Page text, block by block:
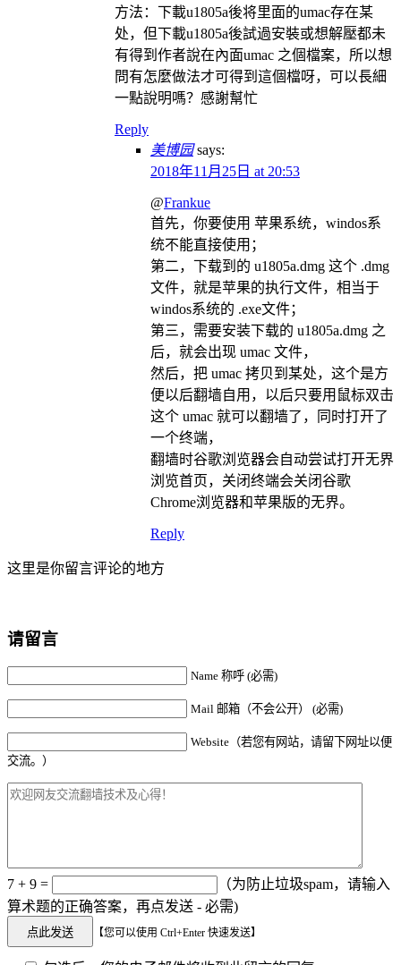
方法：下載u1805a後将里面的umac存在某
处，但下載u1805a後試過安裝或想解壓都未
有得到作者說在內面umac 之個檔案，所以想
問有怎麼做法才可得到這個檔呀，可以長細
一點說明嗎？感謝幫忙
Reply
美博园 says:
2018年11月25日 at 20:53
@Frankue
首先，你要使用 苹果系统，windos系
统不能直接使用；
第二，下载到的 u1805a.dmg 这个 .dmg
文件，就是苹果的执行文件，相当于
windos系统的 .exe文件；
第三，需要安装下载的 u1805a.dmg 之
后，就会出现 umac 文件，
然后，把 umac 拷贝到某处，这个是方
便以后翻墙自用，以后只要用鼠标双击
这个 umac 就可以翻墙了，同时打开了
一个终端，
翻墙时谷歌浏览器会自动尝试打开无界
浏览首页，关闭终端会关闭谷歌
Chrome浏览器和苹果版的无界。
Reply
这里是你留言评论的地方
请留言
Name 称呼 (必需)
Mail 邮箱（不会公开） (必需)
Website（若您有网站，请留下网址以便
交流。）
7 + 9 =
（为防止垃圾spam，请输入
算术题的正确答案，再点发送 - 必需)
【您可以使用 Ctrl+Enter 快速发送】